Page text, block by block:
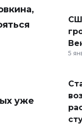
уже
5